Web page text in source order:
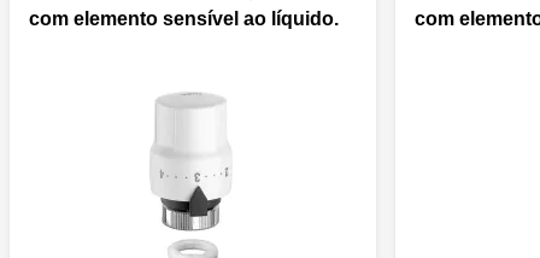
com elemento sensível ao líquido.
com